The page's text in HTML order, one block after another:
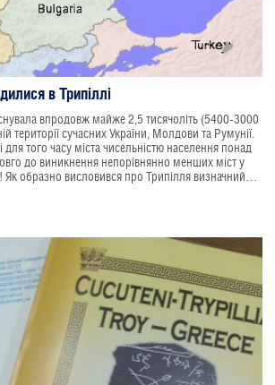
в Трипіллі
впродовж майже 2,5 тисячоліть (5400-3000
території сучасних України, Молдови та Румунії.
для того часу міста чисельністю населення понад
до виникнення непорівнянно менших міст у
образно висловився про Трипілля визначний
тезу «спочатку був Шумер»). Пізнє
н.е., такі самі за формою (!) прясельця з такими
в легендарній Трої – оспіваному великим
знає, що «Троянська війна» була не одна – тільки
(яке давньогрецький поет Гесіод назвав віком
аж тричі! Спершу – легендарний Геракл, потім –
(саме про цю війну йдеться в Гомеровій «Іліаді»)
похід з території сучасної України.